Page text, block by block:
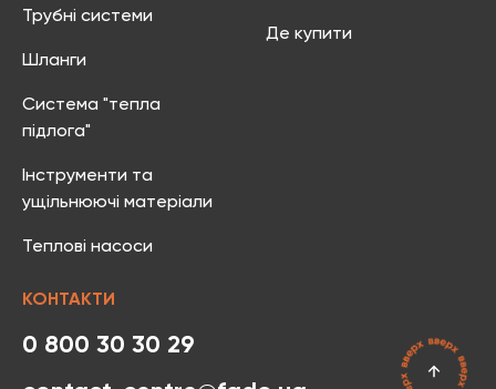
Трубні системи
Шланги
Система "тепла
підлога"
Інструменти та
ущільнюючі матеріали
Теплові насоси
Де купити
КОНТАКТИ
0 800 30 30 29